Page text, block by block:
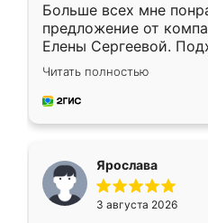
Больше всех мне
предложение от
Елены Сергеевой.
короткие сроки
для замера сотрудник
предложил по моему
Читать полностью
Ярослава
3 августа 2026